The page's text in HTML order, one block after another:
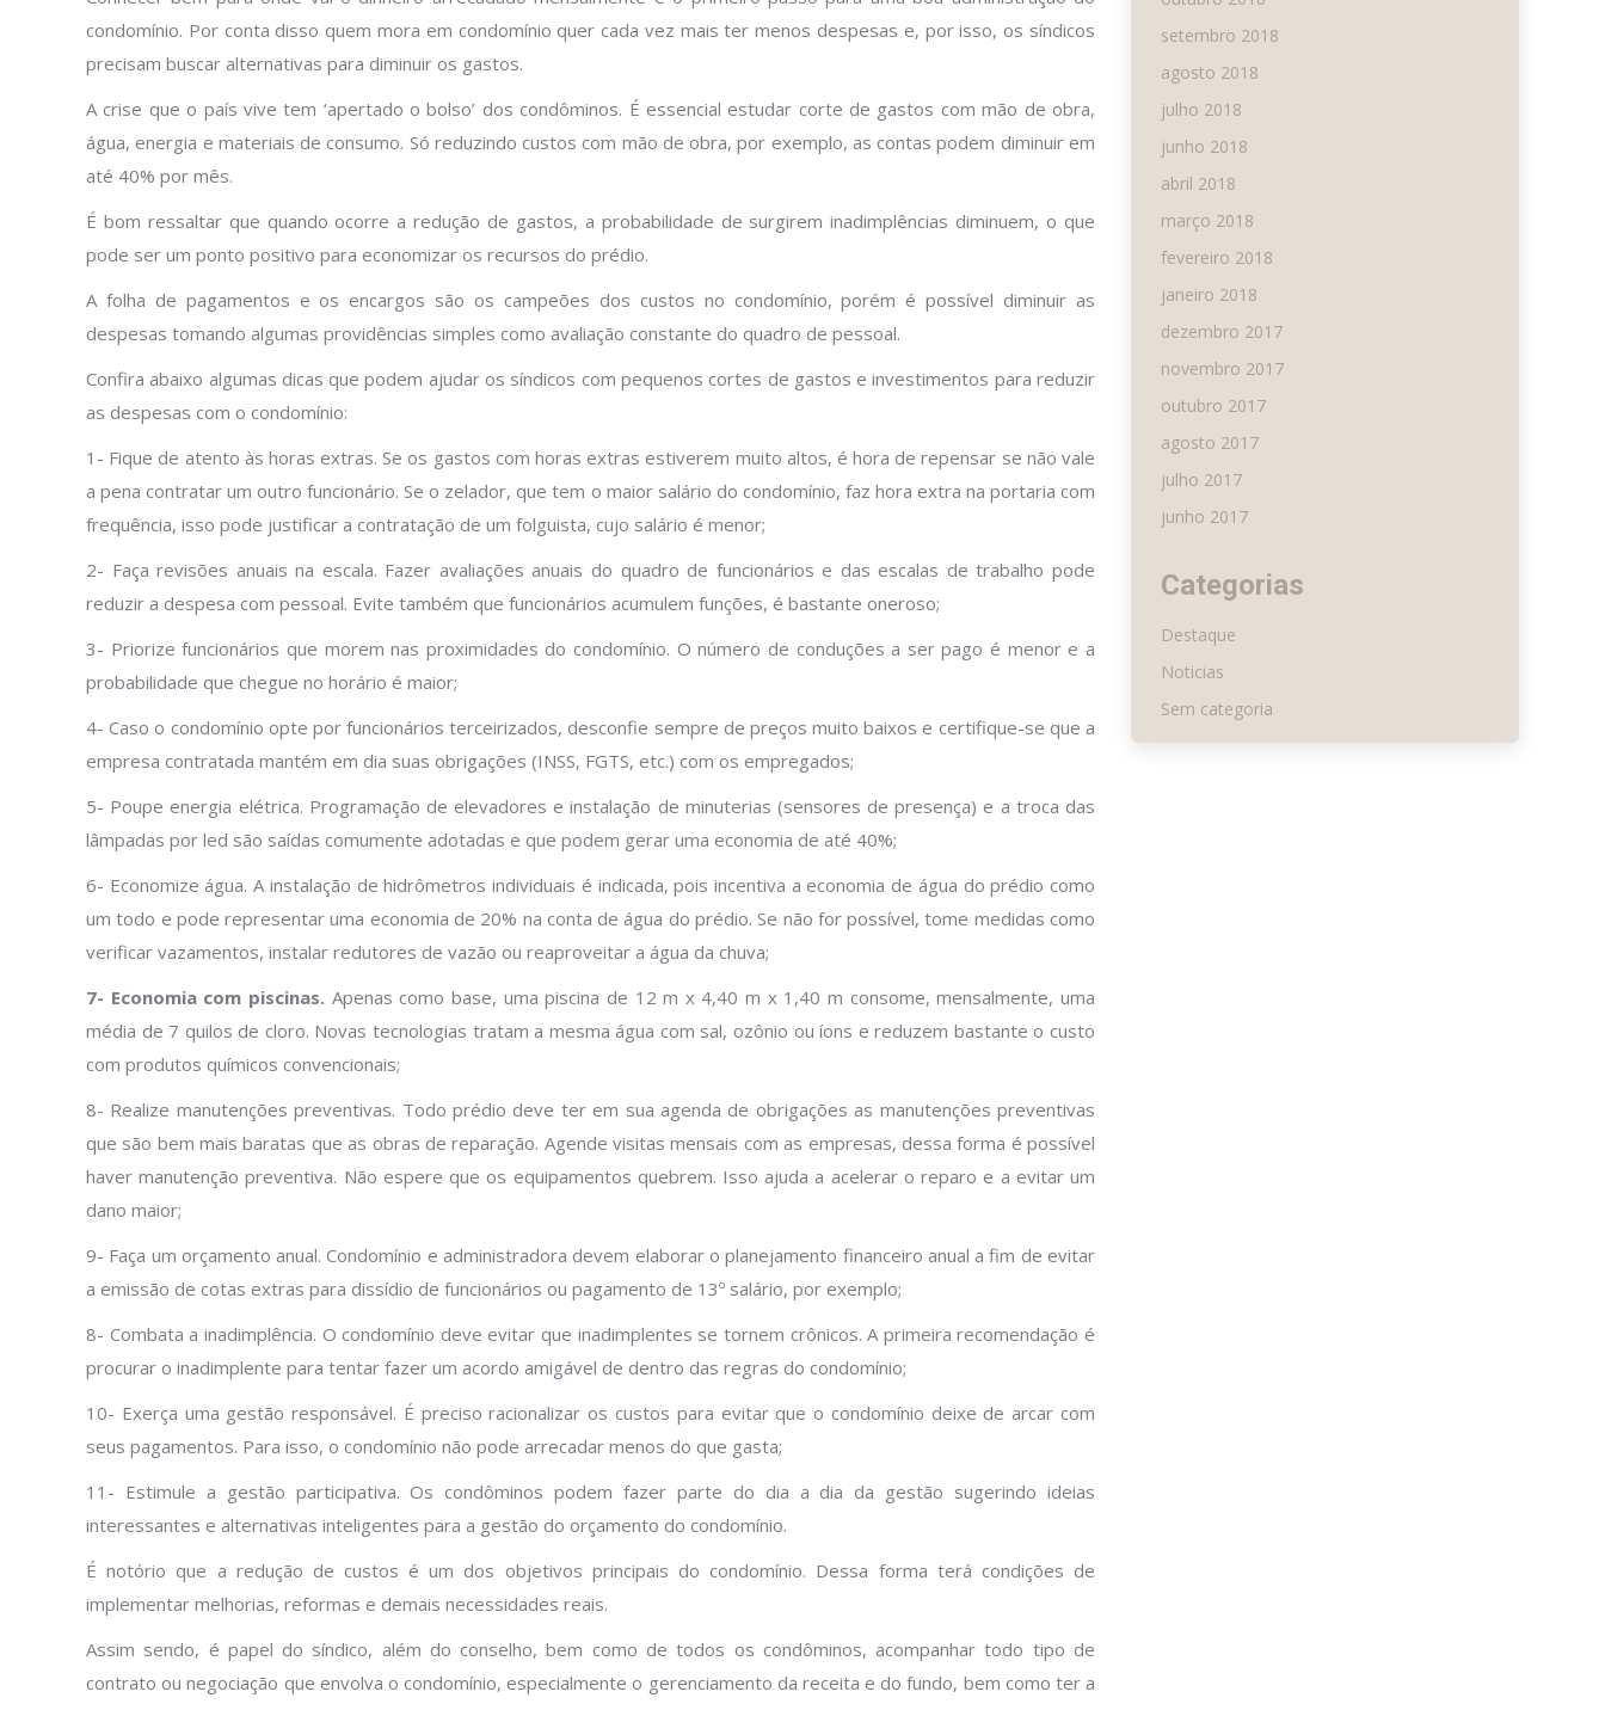
condomínio. Por conta disso quem mora em condomínio quer cada vez mais ter menos despesas e, por isso, os síndicos
precisam buscar alternativas para diminuir os gastos.
A crise que o país vive tem ‘apertado o bolso’ dos condôminos. É essencial estudar corte de gastos com mão de obra,
água, energia e materiais de consumo. Só reduzindo custos com mão de obra, por exemplo, as contas podem diminuir em
até 40% por mês.
É bom ressaltar que quando ocorre a redução de gastos, a probabilidade de surgirem inadimplências diminuem, o que
pode ser um ponto positivo para economizar os recursos do prédio.
A folha de pagamentos e os encargos são os campeões dos custos no condomínio, porém é possível diminuir as
despesas tomando algumas providências simples como avaliação constante do quadro de pessoal.
Confira abaixo algumas dicas que podem ajudar os síndicos com pequenos cortes de gastos e investimentos para reduzir
as despesas com o condomínio:
1- Fique de atento às horas extras. Se os gastos com horas extras estiverem muito altos, é hora de repensar se não vale
a pena contratar um outro funcionário. Se o zelador, que tem o maior salário do condomínio, faz hora extra na portaria com
frequência, isso pode justificar a contratação de um folguista, cujo salário é menor;
2- Faça revisões anuais na escala. Fazer avaliações anuais do quadro de funcionários e das escalas de trabalho pode
reduzir a despesa com pessoal. Evite também que funcionários acumulem funções, é bastante oneroso;
3- Priorize funcionários que morem nas proximidades do condomínio. O número de conduções a ser pago é menor e a
probabilidade que chegue no horário é maior;
4- Caso o condomínio opte por funcionários terceirizados, desconfie sempre de preços muito baixos e certifique-se que a
empresa contratada mantém em dia suas obrigações (INSS, FGTS, etc.) com os empregados;
5- Poupe energia elétrica. Programação de elevadores e instalação de minuterias (sensores de presença) e a troca das
lâmpadas por led são saídas comumente adotadas e que podem gerar uma economia de até 40%;
6- Economize água. A instalação de hidrômetros individuais é indicada, pois incentiva a economia de água do prédio como
um todo e pode representar uma economia de 20% na conta de água do prédio. Se não for possível, tome medidas como
verificar vazamentos, instalar redutores de vazão ou reaproveitar a água da chuva;
7- Economia com piscinas. Apenas como base, uma piscina de 12 m x 4,40 m x 1,40 m consome, mensalmente, uma
média de 7 quilos de cloro. Novas tecnologias tratam a mesma água com sal, ozônio ou íons e reduzem bastante o custo
com produtos químicos convencionais;
8- Realize manutenções preventivas. Todo prédio deve ter em sua agenda de obrigações as manutenções preventivas
que são bem mais baratas que as obras de reparação. Agende visitas mensais com as empresas, dessa forma é possível
haver manutenção preventiva. Não espere que os equipamentos quebrem. Isso ajuda a acelerar o reparo e a evitar um
dano maior;
9- Faça um orçamento anual. Condomínio e administradora devem elaborar o planejamento financeiro anual a fim de evitar
a emissão de cotas extras para dissídio de funcionários ou pagamento de 13º salário, por exemplo;
8- Combata a inadimplência. O condomínio deve evitar que inadimplentes se tornem crônicos. A primeira recomendação é
procurar o inadimplente para tentar fazer um acordo amigável de dentro das regras do condomínio;
10- Exerça uma gestão responsável. É preciso racionalizar os custos para evitar que o condomínio deixe de arcar com
seus pagamentos. Para isso, o condomínio não pode arrecadar menos do que gasta;
11- Estimule a gestão participativa. Os condôminos podem fazer parte do dia a dia da gestão sugerindo ideias
interessantes e alternativas inteligentes para a gestão do orçamento do condomínio.
É notório que a redução de custos é um dos objetivos principais do condomínio. Dessa forma terá condições de
implementar melhorias, reformas e demais necessidades reais.
Assim sendo, é papel do síndico, além do conselho, bem como de todos os condôminos, acompanhar todo tipo de
contrato ou negociação que envolva o condomínio, especialmente o gerenciamento da receita e do fundo, bem como ter a
setembro 2018
agosto 2018
julho 2018
junho 2018
abril 2018
março 2018
fevereiro 2018
janeiro 2018
dezembro 2017
novembro 2017
outubro 2017
agosto 2017
julho 2017
junho 2017
Categorias
Destaque
Noticias
Sem categoria